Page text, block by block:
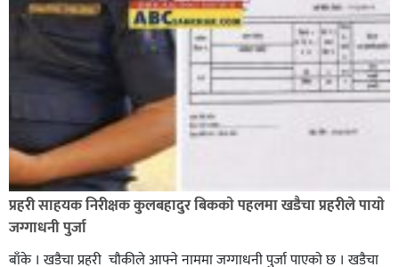
रौतहटमा १२ हजार लिटर पेट्रोल बोकेको ट्यांकर दुर्घटनापछि
आगलागी सडक अबरुद्ध,
प्रहरी साहयक निरीक्षक कुलबहादुर बिककाे पहलमा खडैचा प्रहरीले पायाे
जग्गाधनी पुर्जा
बाँके । खडैचा प्रहरी चाैकीले आफ्ने नाममा जग्गाधनी पुर्जा पाएकाे छ । खडैचा